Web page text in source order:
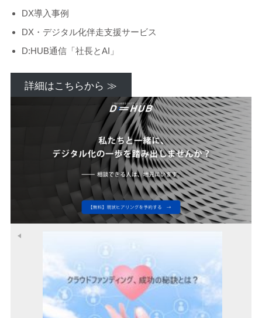
DX導入事例
DX・デジタル化伴走支援サービス
D:HUB通信「社長とAI」
詳細はこちらから ≫